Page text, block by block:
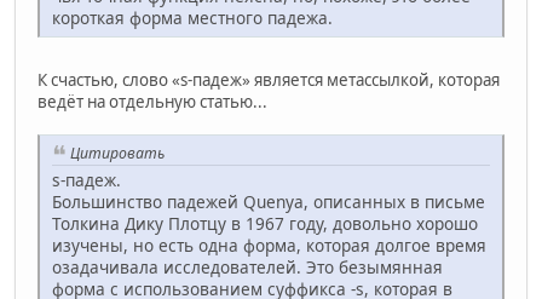
короткая форма местного падежа.
К счастью, слово «s-падеж» является метассылкой, которая
ведёт на отдельную статью...
Цитировать
s-падеж.
Большинство падежей Quenya, описанных в письме
Толкина Дику Плотцу в 1967 году, довольно хорошо
изучены, но есть одна форма, которая долгое время
озадачивала исследователей. Это безымянная
форма с использованием суффикса -s, которая в